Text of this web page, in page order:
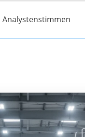
Analystenstimmen